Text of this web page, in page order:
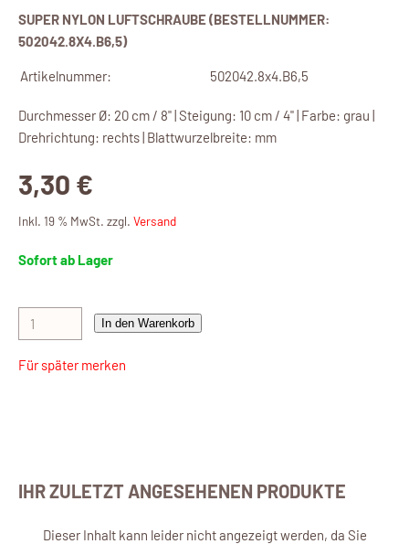
SUPER NYLON LUFTSCHRAUBE (BESTELLNUMMER:
502042.8X4.B6,5)
Artikelnummer: 502042.8x4.B6,5
Durchmesser Ø: 20 cm / 8" | Steigung: 10 cm / 4" | Farbe: grau |
Drehrichtung: rechts | Blattwurzelbreite: mm
3,30 €
Inkl. 19 % MwSt. zzgl. Versand
Sofort ab Lager
In den Warenkorb
Für später merken
IHR ZULETZT ANGESEHENEN PRODUKTE
Dieser Inhalt kann leider nicht angezeigt werden, da Sie